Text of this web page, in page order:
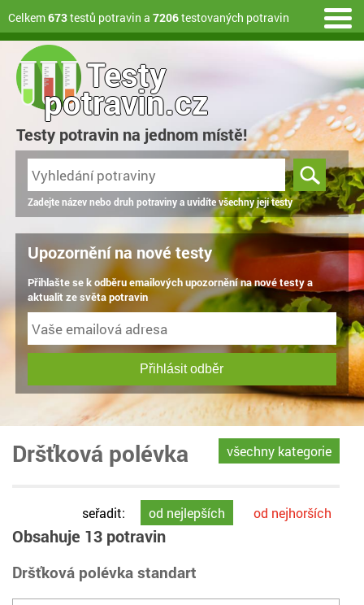
Celkem673testů potravin a 7206testovaných potravin
Testy
potravin.cz
Testy potravin na jednom místě!
Zadejte název nebo druh potraviny a uvidíte všechny její testy
Upozornění na nové testy
Přihlašte se k odběru emailových upozornění na nové testy a
aktualit ze světa potravin
Přihlásit odběr
všechny kategorie
Dršťková polévka
seřadit: od nejlepších od nejhorších
Obsahuje 13 potravin
Dršťková polévka standart